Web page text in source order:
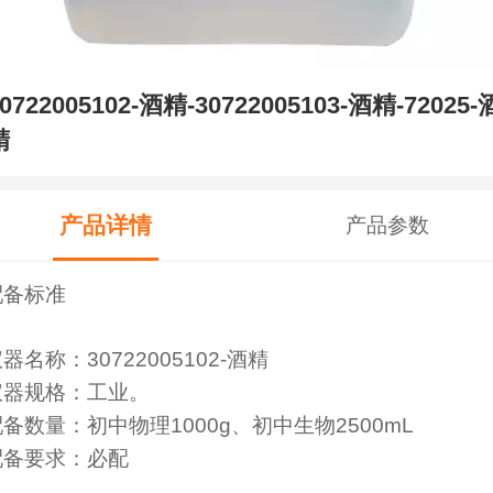
酒精-30722005103-酒精-72025-
产品详情 产品参数
标准
名称：30722005102-酒精
规格： 工业。
数量：初中物理1000g、 初中生物2500mL
要求：必配